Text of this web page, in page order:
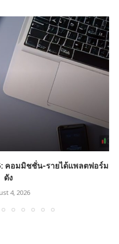
คอมมิชชั่น-รายได้แพลตฟอร์ม
ดัง
4, 2026